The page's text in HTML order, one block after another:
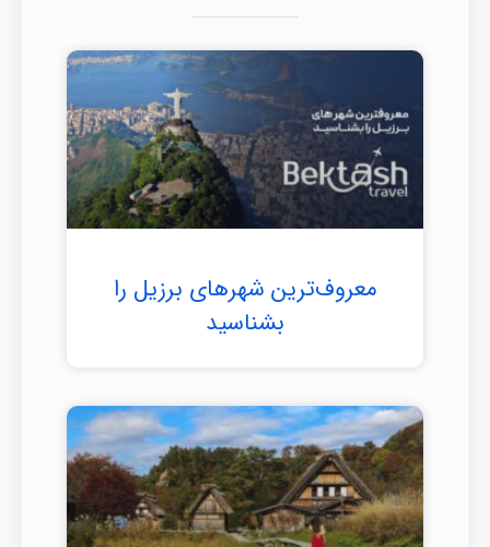
معروف‌ترین شهرهای برزیل را
بشناسید